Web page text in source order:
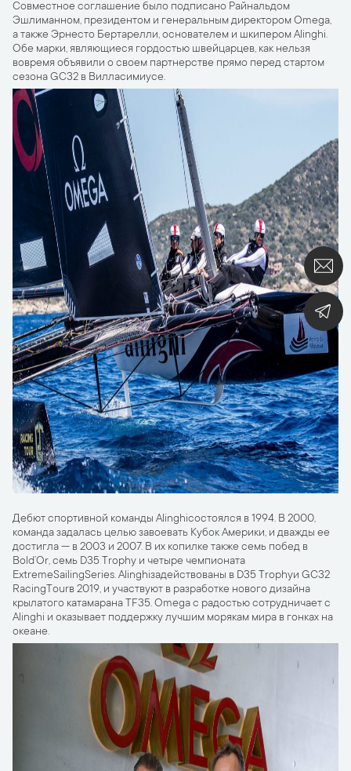
Совместное соглашение было подписано Райнальдом
Эшлиманном, президентом и генеральным директором Omega,
а также Эрнесто Бертарелли, основателем и шкипером Alinghi.
Обе марки, являющиеся гордостью швейцарцев, как нельзя
вовремя объявили о своем партнерстве прямо перед стартом
сезона GC32 в Вилласимиусе.
Дебют спортивной команды Alinghiсостоялся в 1994. В 2000,
команда задалась целью завоевать Кубок Америки, и дважды ее
достигла — в 2003 и 2007. В их копилке также семь побед в
Bold’Or, семь D35 Trophy и четыре чемпионата
ExtremeSailingSeries. Alinghiзадействованы в D35 Trophyи GC32
RacingTourв 2019, и участвуют в разработке нового дизайна
крылатого катамарана TF35. Omega с радостью сотрудничает с
Alinghi и оказывает поддержку лучшим морякам мира в гонках на
океане.